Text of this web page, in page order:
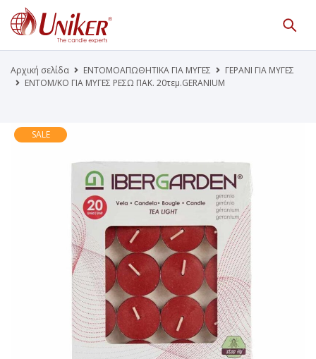
Κατάλογος Προϊόντων
Γίνε Συνεργάτης μας
Αρχική σελίδα ΕΝΤΟΜΟΑΠΩΘΗΤΙΚΑ ΓΙΑ ΜΥΓΕΣ
ΓΕΡΑΝΙ ΓΙΑ ΜΥΓΕΣ
ΕΝΤΟΜ/ΚΟ ΓΙΑ ΜΥΓΕΣ ΡΕΣΩ ΠΑΚ. 20τεμ.GERANIUM
SALE